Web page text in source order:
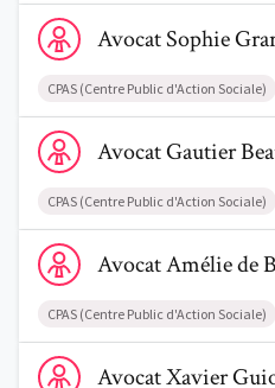
Voir le profil de AvocatSophie
AvocatSophie
CPAS (Centre Public d'Action Sociale)
Voir le profil de AvocatGautier
AvocatGautier
CPAS (Centre Public d'Action Sociale)
Voir le profil de AvocatAmélie
AvocatAméliede
CPAS (Centre Public d'Action Sociale)
Voir le profil de AvocatXavier
AvocatXavier